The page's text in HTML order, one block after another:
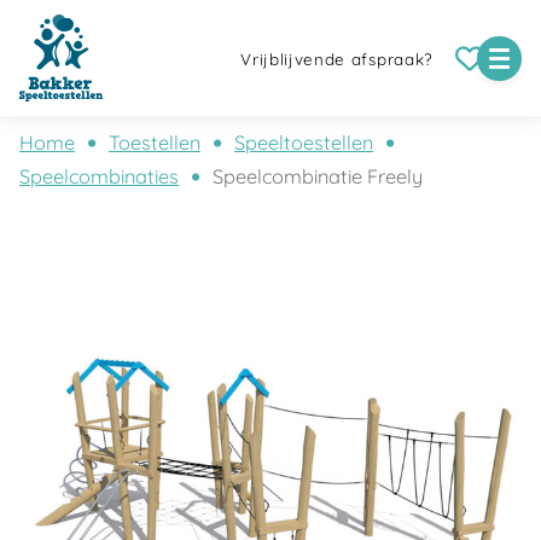
Vrijblijvende afspraak?
Home Toestellen
Speeltoestellen
Speelcombinaties
Speelcombinatie Freely